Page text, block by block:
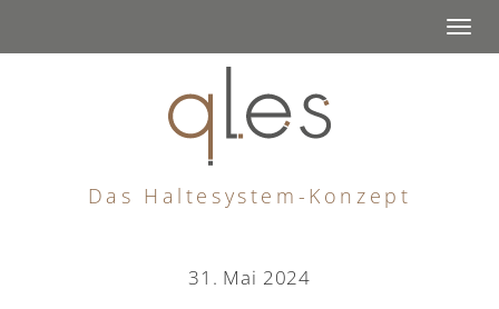
Das Haltesystem-Konzept
31. Mai 2024